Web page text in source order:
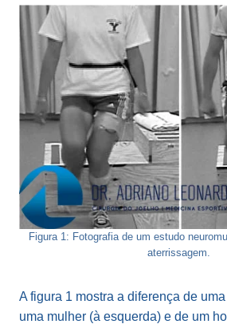
Figura 1: Fotografia de um estudo
aterrissagem.
A figura 1 mostra a diferença de
uma mulher (à esquerda) e de um